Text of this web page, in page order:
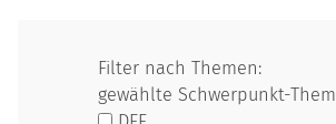
Filter nach Themen:
gewählte Schwerpunkt-